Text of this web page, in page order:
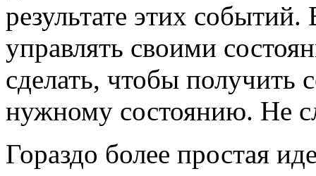
результате этих
управлять своими
сделать, чтобы получить
нужному состоянию. Не
Гораздо более простая